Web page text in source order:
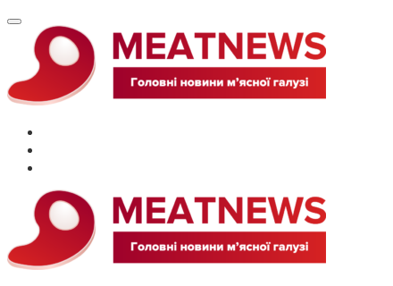
Перейти
вмісту